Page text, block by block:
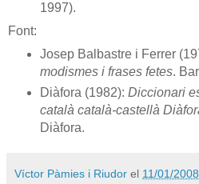
1997).
Font:
Josep Balbastre i Ferrer
modismes i frases fetes.
Diàfora (1982): Diccionari
català català-castellà
Diàfora.
Víctor Pàmies i Riudor el 11/01/